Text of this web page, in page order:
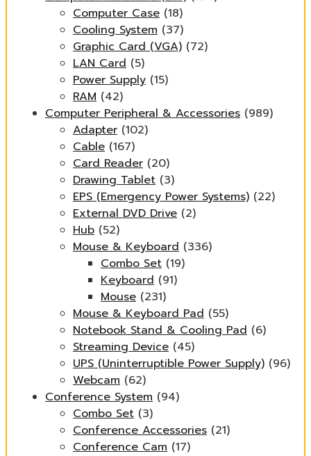
Computer Case (18)
Cooling System (37)
Graphic Card (VGA) (72)
LAN Card (5)
Power Supply (15)
RAM (42)
Computer Peripheral & Accessories (989)
Adapter (102)
Cable (167)
Card Reader (20)
Drawing Tablet (3)
EPS (Emergency Power Systems) (22)
External DVD Drive (2)
Hub (52)
Mouse & Keyboard (336)
Combo Set (19)
Keyboard (91)
Mouse (231)
Mouse & Keyboard Pad (55)
Notebook Stand & Cooling Pad (6)
Streaming Device (45)
UPS (Uninterruptible Power Supply) (96)
Webcam (62)
Conference System (94)
Combo Set (3)
Conference Accessories (21)
Conference Cam (17)